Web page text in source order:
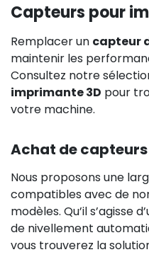
Capteurs pour
Remplacer un capteur
maintenir les
Consultez notre
imprimante 3D pour
votre machine.
Achat de capteurs
Nous proposons une
compatibles avec de
modèles. Qu’il s’agisse
de nivellement
vous trouverez la